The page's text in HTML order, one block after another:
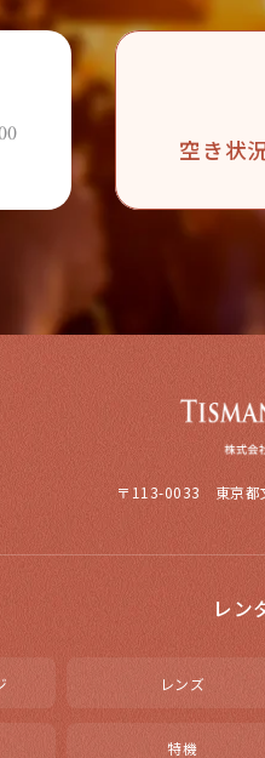
空き状
〒113-0033 東京都
レン
レンズ
特機